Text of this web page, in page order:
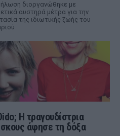
διοργανώθηκε με
αυστηρά μέτρα για την
της ιδιωτικής ζωής του
Η τραγουδίστρια
άφησε τη δόξα